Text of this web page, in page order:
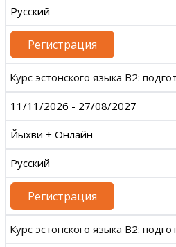
Русский
Регистрация
Курс эстонского языка B2:
11/11/2026 - 27/08/2027
Йыхви + Онлайн
Русский
Регистрация
Курс эстонского языка B2: